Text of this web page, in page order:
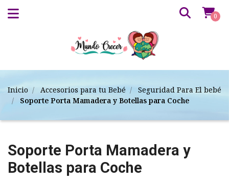
0
Inicio Accesorios para tu Bebé
Seguridad Para El bebé
Soporte Porta Mamadera y Botellas para Coche
Soporte Porta Mamadera y
Botellas para Coche